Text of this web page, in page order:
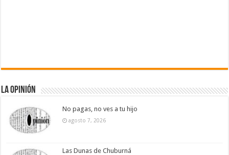
La Opinión
No pagas, no ves a tu hijo
agosto 7, 2026
Las Dunas de Chuburná